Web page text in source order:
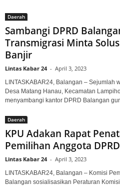
Daerah
Sambangi DPRD
Transmigrasi Minta
Banjir
Lintas Kabar 24 - April 3, 2023
LINTASKABAR24, Balangan – Sejumlah
Desa Matang Hanau, Kecamatan
menyambangi kantor DPRD Balangan
Daerah
KPU Adakan Rapat
Pemilihan Anggota
Lintas Kabar 24 - April 3, 2023
LINTASKABAR24, Balangan – Komisi
Balangan sosialisasikan Peraturan